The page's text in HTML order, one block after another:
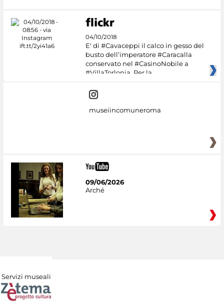
04/10/2018
E' di #Cavaceppi il calco in gesso del
busto dell’imperatore #Caracalla
conservato nel #CasinoNobile a
#VillaTorlonia. Per la
museiincomuneroma
09/06/2026
Arché
Servizi museali